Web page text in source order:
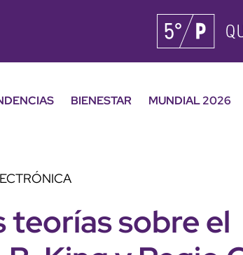
BIENESTAR
MUNDIAL 2026
teorías sobre el